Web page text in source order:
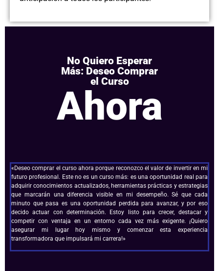
No Quiero Esperar
Más: Deseo Comprar
el Curso
Ahora
«Deseo comprar el curso ahora porque reconozco el valor de invertir en mi
futuro profesional. Este no es un curso más: es una oportunidad real para
adquirir conocimientos actualizados, herramientas prácticas y estrategias
que marcarán una diferencia visible en mi desempeño. Sé que cada
minuto que pasa es una oportunidad perdida para avanzar, y por eso
decido actuar con determinación. Estoy listo para crecer, destacar y
competir con ventaja en un entorno cada vez más exigente. ¡Quiero
asegurar mi lugar hoy mismo y comenzar esta experiencia
transformadora que impulsará mi carrera!»